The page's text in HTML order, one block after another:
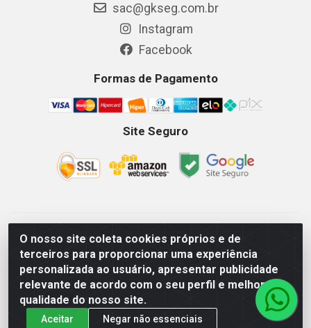
O nosso site coleta cookies próprios e de
terceiros para proporcionar uma experiência
personalizada ao usuário, apresentar publicidade
relevante de acordo com o seu perfil e melhorar a
qualidade do nosso site.
Aceitar Negar não essenciais
sac@gkseg.com.br
Instagram
Facebook
Formas de Pagamento
Site Seguro
GKSEG EPI Maquinas e Equipamentos LTDA - Av. Getulio
Vargas, 2066 Centro, Imperatriz/MA - CEP 65.903-280 - CNPJ
11.191.946/0001-07 - Horários: Segunda-Sexta 08as18hs,
Sábados 08as12hs